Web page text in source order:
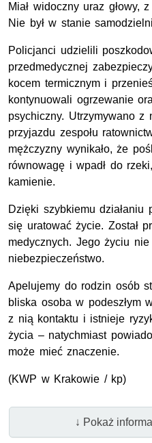
Miał widoczny uraz głowy,
Nie był w stanie
Policjanci udzielili
przedmedycznej
kocem termicznym i
kontynuowali ogrzewanie
psychiczny. Utrzymywano z
przyjazdu zespołu
mężczyzny wynikało, że
równowagę i wpadł do
kamienie.
Dzięki szybkiemu działaniu
się uratować życie. Został
medycznych. Jego życiu
niebezpieczeństwo.
Apelujemy do rodzin osób
bliska osoba w podeszłym
z nią kontaktu i istnieje
życia – natychmiast
może mieć znaczenie.
(KWP w Krakowie / kp)
↓ Pokaż